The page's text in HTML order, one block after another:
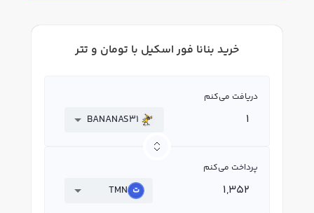
خرید بنانا فور اسکیل با تومان و تتر
دریافت می‌کنم
BANANAS31
پرداخت می‌کنم
TMN